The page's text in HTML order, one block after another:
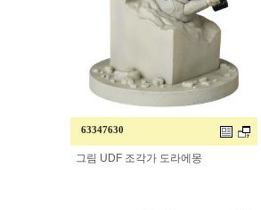
63347630
그림 UDF 조각가 도라에몽